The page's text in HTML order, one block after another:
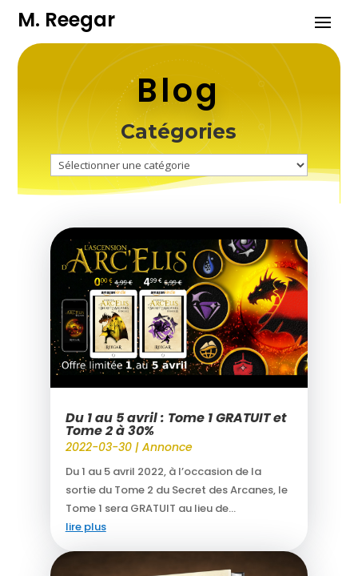
M. Reegar
Blog
Catégories
Catégories
Du 1 au 5 avril : Tome 1 GRATUIT et
Tome 2 à 30%
2022-03-30| Annonce
Du 1 au 5 avril 2022, à l’occasion de la
sortie du Tome 2 du Secret des Arcanes, le
Tome 1 sera GRATUIT au lieu de...
lire plus